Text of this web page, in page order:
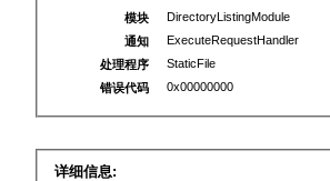
模块
DirectoryListingModule
通知
ExecuteRequestHandler
处理程序
StaticFile
错误代码
0x00000000
详细信息: